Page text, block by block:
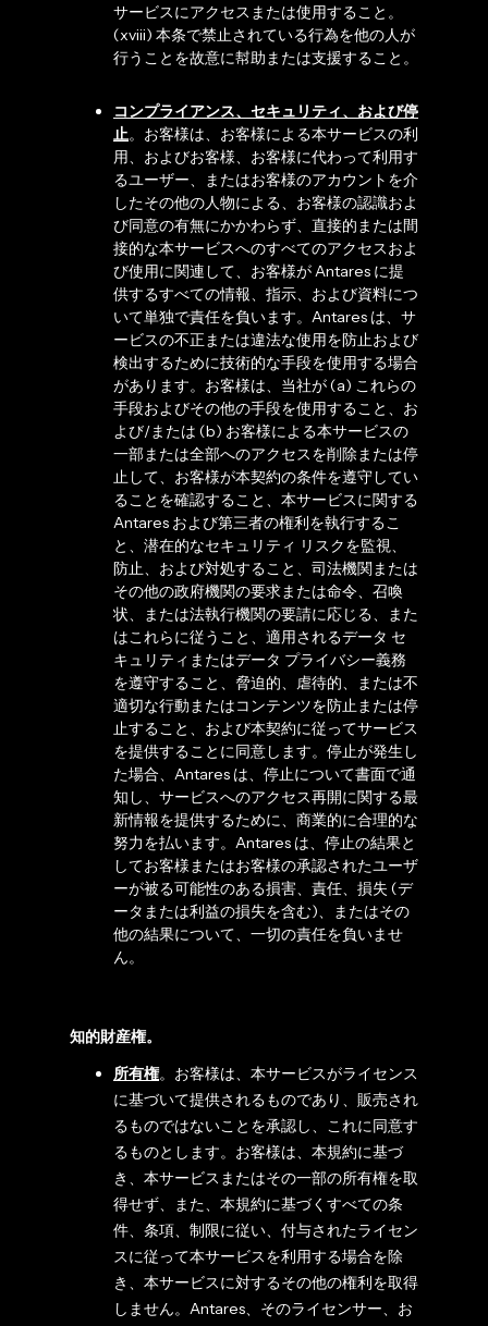
サービスにアクセスまたは使用すること。
(xviii) 本条で禁止されている行為を他の人が
行うことを故意に幇助または支援すること。
コンプライアンス、セキュリティ、および停
止。お客様は、お客様による本サービスの利
用、およびお客様、お客様に代わって利用す
るユーザー、またはお客様のアカウントを介
したその他の人物による、お客様の認識およ
び同意の有無にかかわらず、直接的または間
接的な本サービスへのすべてのアクセスおよ
び使用に関連して、お客様が Antares に提
供するすべての情報、指示、および資料につ
いて単独で責任を負います。Antares は、サ
ービスの不正または違法な使用を防止および
検出するために技術的な手段を使用する場合
があります。お客様は、当社が (a) これらの
手段およびその他の手段を使用すること、お
よび/または (b) お客様による本サービスの
一部または全部へのアクセスを削除または停
止して、お客様が本契約の条件を遵守してい
ることを確認すること、本サービスに関する
Antares および第三者の権利を執行するこ
と、潜在的なセキュリティ リスクを監視、
防止、および対処すること、司法機関または
その他の政府機関の要求または命令、召喚
状、または法執行機関の要請に応じる、また
はこれらに従うこと、適用されるデータ セ
キュリティまたはデータ プライバシー義務
を遵守すること、脅迫的、虐待的、または不
適切な行動またはコンテンツを防止または停
止すること、および本契約に従ってサービス
を提供することに同意します。停止が発生し
た場合、Antares は、停止について書面で通
知し、サービスへのアクセス再開に関する最
新情報を提供するために、商業的に合理的な
努力を払います。Antares は、停止の結果と
してお客様またはお客様の承認されたユーザ
ーが被る可能性のある損害、責任、損失 (デ
ータまたは利益の損失を含む)、またはその
他の結果について、一切の責任を負いませ
ん。
知的財産権。
所有権。お客様は、本サービスがライセンス
に基づいて提供されるものであり、販売され
るものではないことを承認し、これに同意す
るものとします。お客様は、本規約に基づ
き、本サービスまたはその一部の所有権を取
得せず、また、本規約に基づくすべての条
件、条項、制限に従い、付与されたライセン
スに従って本サービスを利用する場合を除
き、本サービスに対するその他の権利を取得
しません。Antares、そのライセンサー、お